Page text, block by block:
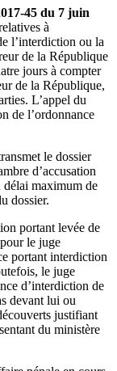
45 du 7 juin
à
l’interdiction ou la
de la République
jours à compter
de la République,
L’appel du
de l’ordonnance
le dossier
d’accusation
délai maximum de
dossier.
portant levée de
le juge
portant interdiction
le juge
d’interdiction de
devant lui ou
justifiant
du ministère